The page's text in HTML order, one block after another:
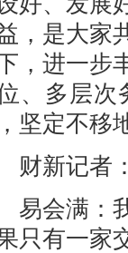
，是大家
，进一步
、多层次
坚定不移
新记者：
会满：我
只有一家